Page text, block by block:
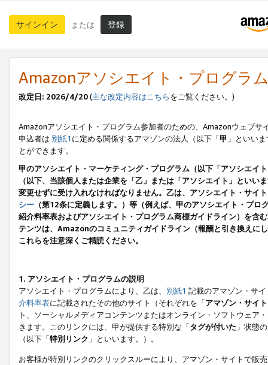
サインイン または 登録
Amazonアソシエイト・プログラ
改定日: 2026/4/20(主な改定内容はこちらをご覧ください。)
Amazonアソシエイト・プログラム参加者のための、Amazonウェブサ
申込者は 別紙1 に定める関係するアマゾンの法人（以下「甲 」といい
とができます。
甲のアソシエイト・マーケティング・プログラム（以下「アソシエイ
（以下、当該個人または企業を「乙」または「アソシエイト」とい
変更せずに受け入れなければなりません。乙は、アソシエイト・サイ
シー （第12条に定義します。）等（例えば、甲のアソシエイト・プ
紹介料率表およびアソシエイト・プログラム商標ガイドライン）を
テンツは、Amazonのコミュニティガイドライン（報酬と引き換えに
これらを注意深くご精読ください。
1. アソシエイト・プログラムの説明
アソシエイト・プログラムにより、乙は、 別紙1 記載のアマゾン・サ
介料率表に記載されたその他のサイト（それぞれを「アマゾン・サイト
ト、ソーシャルメディアコンテンツまたはオンライン・ソフトウェア
きます。このリンクには、甲が提供する特別な「タグが付いた 」状態
（以下「特別リンク 」といいます。）。
お客様が特別リンクのクリックスルーにより、アマゾン・サイトで販